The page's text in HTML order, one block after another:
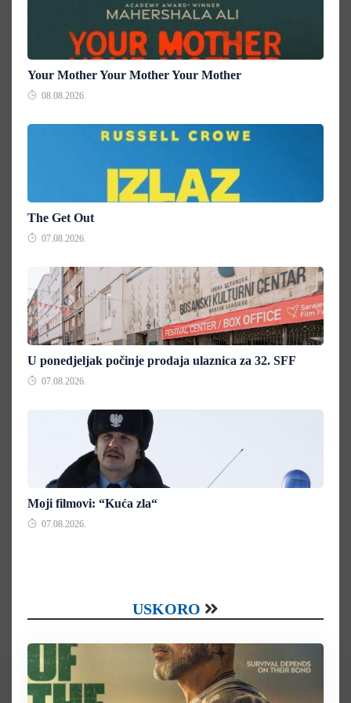
Your Mother Your Mother Your Mother
08.08.2026.
The Get Out
07.08.2026.
U ponedjeljak počinje prodaja ulaznica za 32. SFF
07.08.2026.
Moji filmovi: “Kuća zla“
07.08.2026.
USKORO